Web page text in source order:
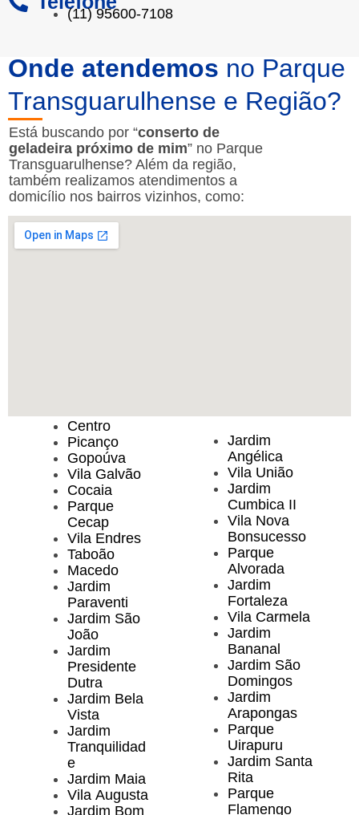
(11) 95600-7108
Onde atendemos no Parque
Transguarulhense e Região?
Está buscando por “conserto de
geladeira próximo de mim” no Parque
Transguarulhense? Além da região,
também realizamos atendimentos a
domicílio nos bairros vizinhos, como:
Centro
Picanço
Gopoúva
Vila Galvão
Cocaia
Parque
Cecap
Vila Endres
Taboão
Macedo
Jardim
Paraventi
Jardim São
João
Jardim
Presidente
Dutra
Jardim Bela
Vista
Jardim
Tranquilidad
e
Jardim Maia
Vila Augusta
Jardim Bom
Jardim
Angélica
Vila União
Jardim
Cumbica II
Vila Nova
Bonsucesso
Parque
Alvorada
Jardim
Fortaleza
Vila Carmela
Jardim
Bananal
Jardim São
Domingos
Jardim
Arapongas
Parque
Uirapuru
Jardim Santa
Rita
Parque
Flamengo